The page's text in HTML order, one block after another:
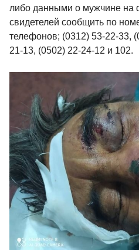
либо данными о мужчине на
свидетелей сообщить по
телефонов; (0312) 53-22-33,
21-13, (0502) 22-24-12 и 102.